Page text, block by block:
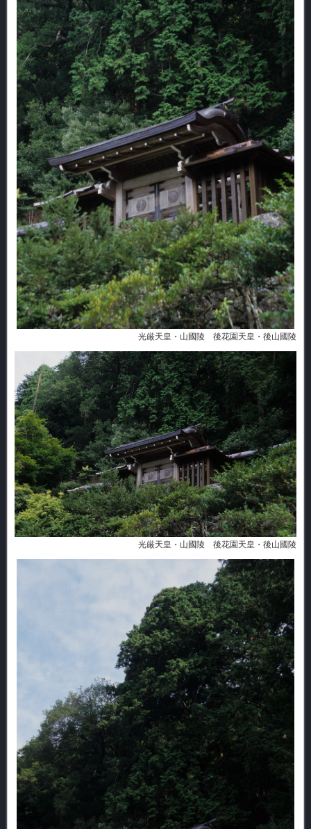
光厳天皇・山國陵 後花園天皇・後山國陵
光厳天皇・山國陵 後花園天皇・後山國陵